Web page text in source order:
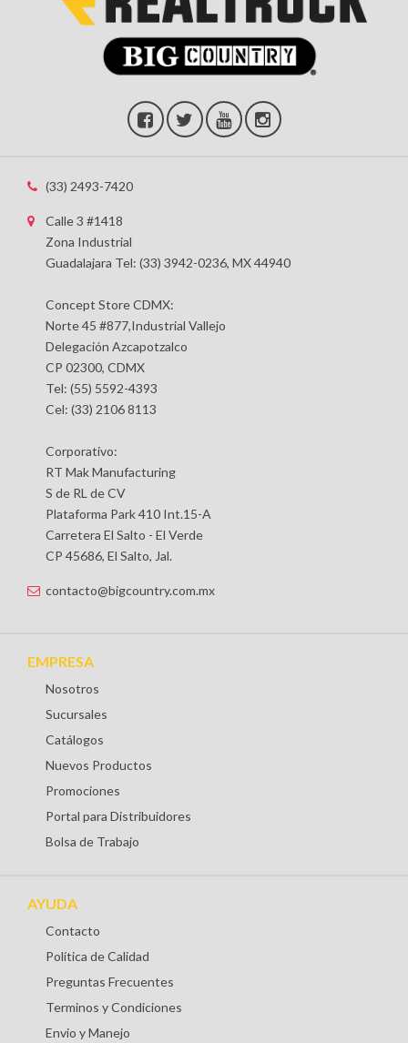
(33) 2493-7420
Calle 3 #1418
Zona Industrial
Guadalajara Tel: (33) 3942-0236, MX 44940
Concept Store CDMX:
Norte 45 #877,Industrial Vallejo
Delegación Azcapotzalco
CP 02300, CDMX
Tel: (55) 5592-4393
Cel: (33) 2106 8113
Corporativo:
RT Mak Manufacturing
S de RL de CV
Plataforma Park 410 Int.15-A
Carretera El Salto - El Verde
CP 45686, El Salto, Jal.
contacto@bigcountry.com.mx
EMPRESA
Nosotros
Sucursales
Catálogos
Nuevos Productos
Promociones
Portal para Distribuidores
Bolsa de Trabajo
AYUDA
Contacto
Política de Calidad
Preguntas Frecuentes
Terminos y Condiciones
Envio y Manejo